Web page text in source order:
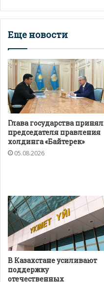
Еще новости
Глава государства принял
председателя правления
холдинга «Байтерек»
05.08.2026
В Казахстане усиливают
поддержку
отечественных